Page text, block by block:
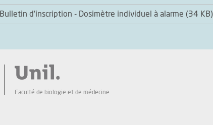
Bulletin d'inscription - Dosimètre individuel à alarme (34 KB)
Faculté de biologie et de médecine